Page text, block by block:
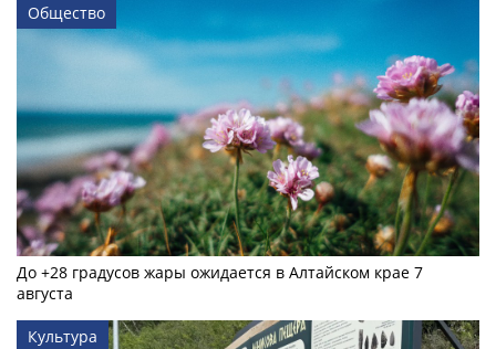
Общество
До +28 градусов жары ожидается в Алтайском крае 7
августа
Культура